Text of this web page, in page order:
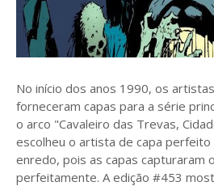
No início dos anos 1990, os
forneceram capas para a série
o arco "Cavaleiro das Trevas,
escolheu o artista de capa
enredo, pois as capas capturaram
perfeitamente. A edição #453